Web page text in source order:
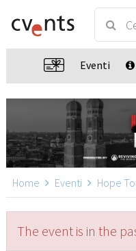
Eventi
Home Eventi Hope
The event is in the